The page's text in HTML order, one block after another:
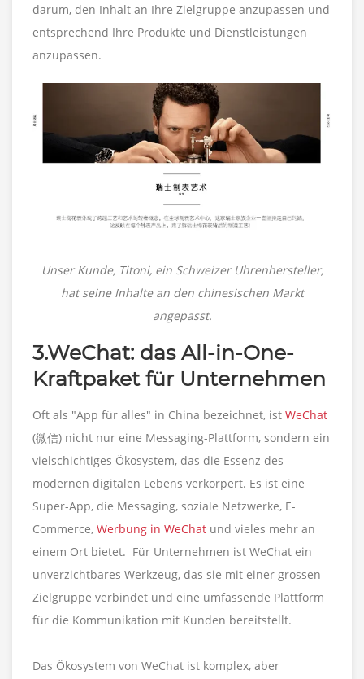
darum, den Inhalt an Ihre Zielgruppe anzupassen und
entsprechend Ihre Produkte und Dienstleistungen
anzupassen.
Unser Kunde, Titoni, ein Schweizer Uhrenhersteller,
hat seine Inhalte an den chinesischen Markt
angepasst.
3.WeChat: das All-in-One-
Kraftpaket für Unternehmen
Oft als "App für alles" in China bezeichnet, ist WeChat
(微信) nicht nur eine Messaging-Plattform, sondern ein
vielschichtiges Ökosystem, das die Essenz des
modernen digitalen Lebens verkörpert. Es ist eine
Super-App, die Messaging, soziale Netzwerke, E-
Commerce, Werbung in WeChat und vieles mehr an
einem Ort bietet. Für Unternehmen ist WeChat ein
unverzichtbares Werkzeug, das sie mit einer grossen
Zielgruppe verbindet und eine umfassende Plattform
für die Kommunikation mit Kunden bereitstellt.
Das Ökosystem von WeChat ist komplex, aber